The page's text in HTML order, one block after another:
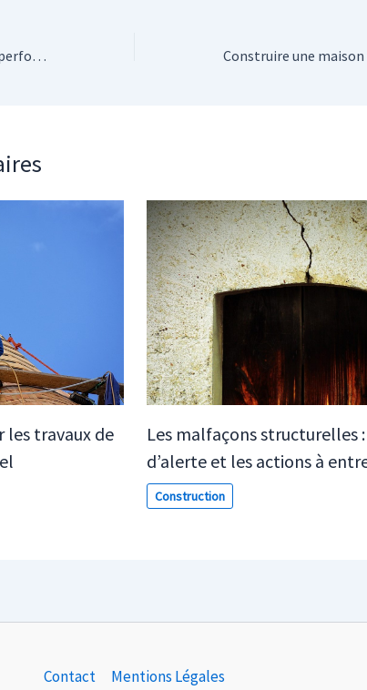
Portes d’entrée : choisir un modèle performant et esthétique
les travaux de
Les malfaçons structurelles
d’alerte et les actions à
Construction
Contact Mentions Légales